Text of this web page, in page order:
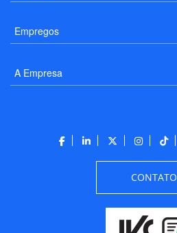
Empregos
A Empresa
CONTATO